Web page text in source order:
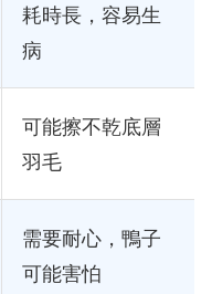
耗時長，容易生
病
可能擦不乾底層
羽毛
需要耐心，鴨子
可能害怕